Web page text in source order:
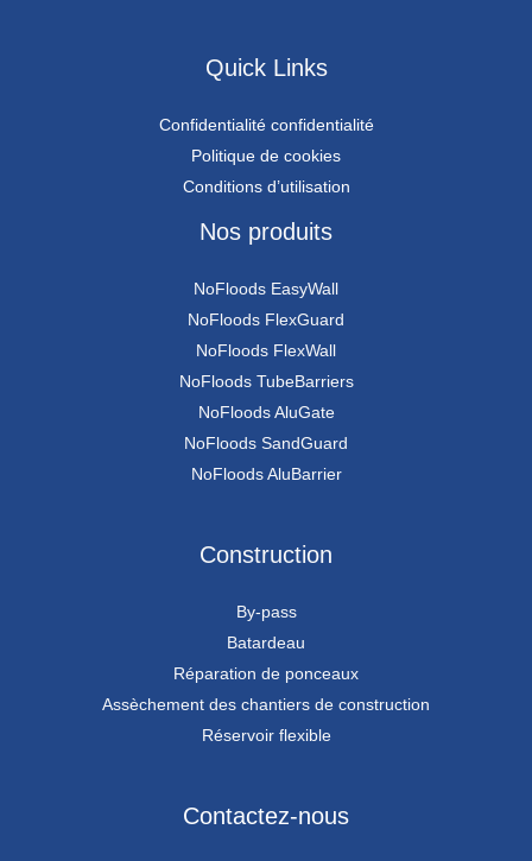
Quick Links
Confidentialité confidentialité
Politique de cookies
Conditions d’utilisation
Nos produits
NoFloods EasyWall
NoFloods FlexGuard
NoFloods FlexWall
NoFloods TubeBarriers
NoFloods AluGate
NoFloods SandGuard
NoFloods AluBarrier
Construction
By-pass
Batardeau
Réparation de ponceaux
Assèchement des chantiers de construction
Réservoir flexible
Contactez-nous